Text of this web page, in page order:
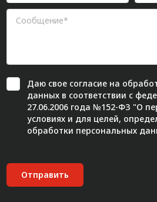
Даю свое согласиена
данных в соответствии с
27.06.2006 года №152-ФЗ "О
условиях и для целей,
обработки персональных
Отправить